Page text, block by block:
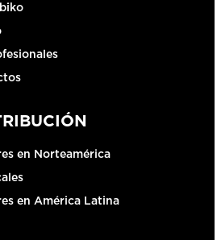
en Norteamérica
en América Latina